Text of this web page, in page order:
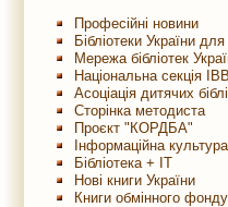
Професійні новини
Бібліотеки України
Мережа бібліотек
Національна секція
Асоціація дитячих
Сторінка методиста
Проєкт "КОРДБА"
Інформаційна
Бібліотека + IT
Нові книги України
Книги обмінного фонду